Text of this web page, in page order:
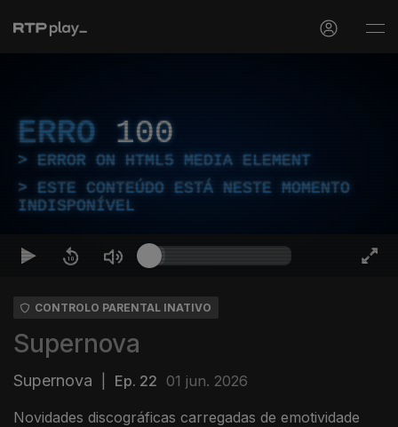
ERRO 100
ERROR ON HTML5 MEDIA ELEMENT
ESTE CONTEÚDO ESTÁ NESTE MOMENTO
INDISPONÍVEL
CONTROLO PARENTAL INATIVO
Supernova
Supernova Ep. 22 01 jun. 2026
Novidades discográficas carregadas de emotividade